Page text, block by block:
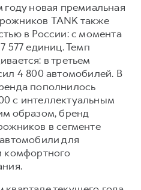
новая премиальная
TANK также
в России: с момента
577 единиц. Темп
в третьем
4 800 автомобилей. В
пополнилось
с интеллектуальным
образом, бренд
в сегменте
для
комфортного